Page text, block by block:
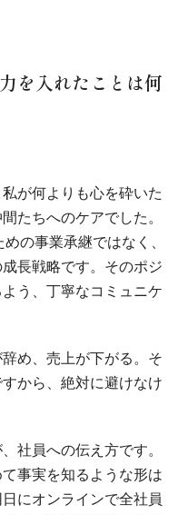
を入れたことは何
が何よりも心を砕いた
たちへのケアでした。
の事業承継ではなく、
長戦略です。そのポジ
う、丁寧なコミュニケ
め、売上が下がる。そ
から、絶対に避けなけ
社員への伝え方です。
事実を知るような形は
にオンラインで全社員